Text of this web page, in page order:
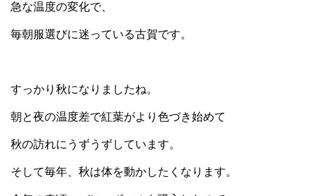
急な温度の変化で、
毎朝服選びに迷っている古賀です。
すっかり秋になりましたね。
朝と夜の温度差で紅葉がより色づき始めて
秋の訪れにうずうずしています。
そして毎年、秋は体を動かしたくなります。